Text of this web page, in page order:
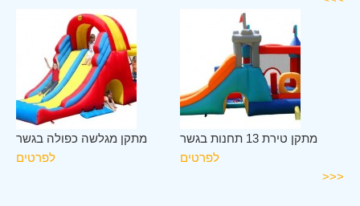
מתקן מגלשה כפולה בגשר
לפרטים
מתקן טירת 13 תחנות בגשר
לפרטים
<<<